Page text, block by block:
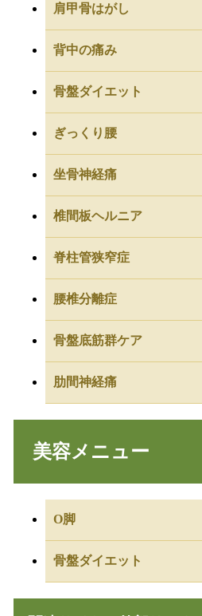
肩甲骨はがし
背中の痛み
骨盤ダイエット
ぎっくり腰
坐骨神経痛
椎間板ヘルニア
脊柱管狭窄症
腰椎分離症
骨盤底筋群ケア
肋間神経痛
美容メニュー
O脚
骨盤ダイエット